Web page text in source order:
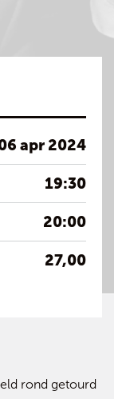
apr 2024
19:30
20:00
27,00
rond getourd